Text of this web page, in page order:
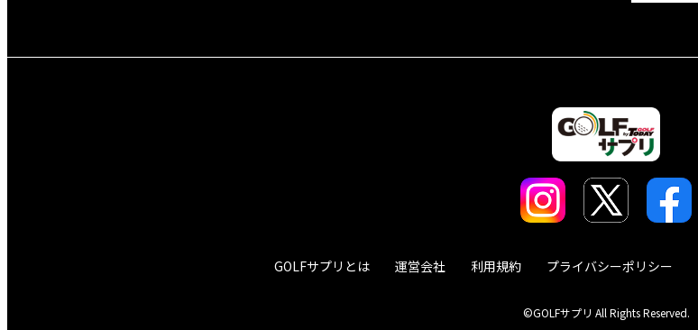
GOLFサプリとは 運営会社 利用規約 プライバシーポリシー
©GOLFサプリ All Rights Reserved.